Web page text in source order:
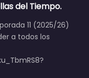
del Tiempo.
11 (2025/26)
a todos los